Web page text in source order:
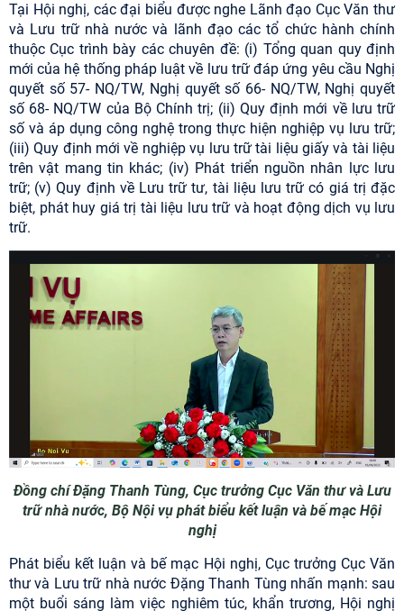
Tại Hội nghị, các đại biểu được nghe Lãnh đạo Cục Văn thư
và Lưu trữ nhà nước và lãnh đạo các tổ chức hành chính
thuộc Cục trình bày các chuyên đề: (i) Tổng quan quy định
mới của hệ thống pháp luật về lưu trữ đáp ứng yêu cầu Nghị
quyết số 57- NQ/TW, Nghị quyết số 66- NQ/TW, Nghị quyết
số 68- NQ/TW của Bộ Chính trị; (ii) Quy định mới về lưu trữ
số và áp dụng công nghệ trong thực hiện nghiệp vụ lưu trữ;
(iii) Quy định mới về nghiệp vụ lưu trữ tài liệu giấy và tài liệu
trên vật mang tin khác; (iv) Phát triển nguồn nhân lực lưu
trữ; (v) Quy định về Lưu trữ tư, tài liệu lưu trữ có giá trị đặc
biệt, phát huy giá trị tài liệu lưu trữ và hoạt động dịch vụ lưu
trữ.
Đồng chí Đặng Thanh Tùng, Cục trưởng Cục Văn thư và Lưu
trữ nhà nước, Bộ Nội vụ phát biểu kết luận và bế mạc Hội
nghị
Phát biểu kết luận và bế mạc Hội nghị, Cục trưởng Cục Văn
thư và Lưu trữ nhà nước Đặng Thanh Tùng nhấn mạnh: sau
một buổi sáng làm việc nghiêm túc, khẩn trương, Hội nghị